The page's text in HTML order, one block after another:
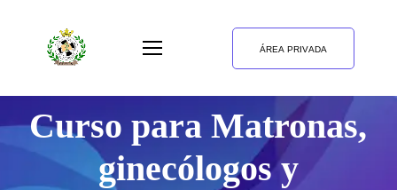
ÁREA PRIVADA
Curso para Matronas,
ginecólogos y